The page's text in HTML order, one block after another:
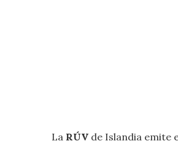
La RÚV de Islandia emite